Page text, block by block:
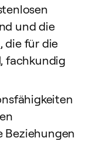
und die
die für die
fachkundig
Beziehungen